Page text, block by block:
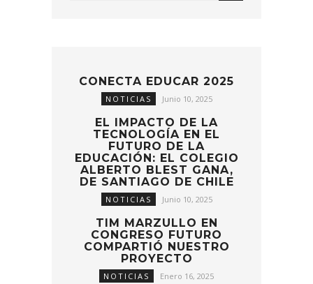
CONECTA EDUCAR 2025
NOTICIAS Junio 10, 2025
EL IMPACTO DE LA
TECNOLOGÍA EN EL
FUTURO DE LA
EDUCACIÓN: EL COLEGIO
ALBERTO BLEST GANA,
DE SANTIAGO DE CHILE
NOTICIAS Junio 10, 2025
TIM MARZULLO EN
CONGRESO FUTURO
COMPARTIÓ NUESTRO
PROYECTO
NOTICIAS Enero 16, 2025